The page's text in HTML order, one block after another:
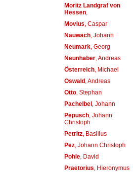
Moritz Landgraf von
Hessen,
Movius , Caspar
Nauwach, Johann
Neumark, Georg
Neunhaber, Andreas
Österreich, Michael
Oswald, Andreas
Otto, Stephan
Pachelbel, Johann
Pepusch, Johann
Christoph
Petritz, Basilius
Pez, Johann Christoph
Pohle, David
Praetorius , Hieronymus